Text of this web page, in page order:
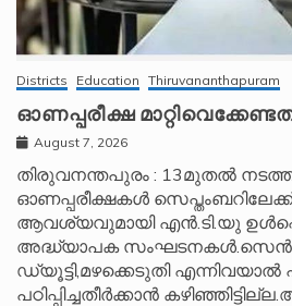
Districts Education Thiruvananthapuram
ഓണപ്പരീക്ഷ
August 7, 2026
തിരുവനന്തപുരം : 13മുതൽ
ഓണപ്പരീക്ഷകൾ സെപ്തംബറിലേക്ക്
ആവശ്യവുമായി എൻ.ടി.യു
അദ്ധ്യാപക
ഡ്യൂട്ടി,മഴക്കെടുതി
പഠിപ്പിച്ചതീർക്കാൻ